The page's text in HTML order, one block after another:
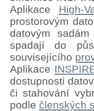
Aplikace High-
prostorovým
datovým
spadají do
souvisejícího
Aplikace
dostupnosti
či stahování
podle členských